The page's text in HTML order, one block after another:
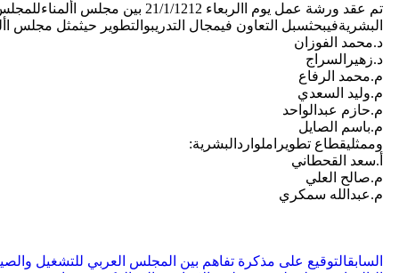
تم عقد ورشة عمل يوم االربعاء 21/1/1212 بين مجلس األمناءللمجلس العربي للتشغيل والصيانةوقطاع تطويراملوارد
البشريةفيبحثسبل التعاون فيمجال التدريبوالتطوير حيثمثل مجلس
د.محمد الفوزان
د.زهيرالسراج
م.محمد الرفاع
م.وليد السعدي
م.حازم عبدالواحد
م.باسم الصايل
وممثليقطاع تطويراملواردالبشرية:
أ.سعد القحطاني
م.صالح العلي
م.عبدالله سمكري
السابقالتوقيع على مذكرة تفاهم بين المجلس العربي للتشغيل